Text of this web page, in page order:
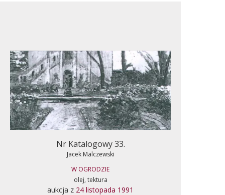
Nr Katalogowy 33.
Jacek Malczewski
W OGRODZIE
olej, tektura
aukcja z 24 listopada 1991